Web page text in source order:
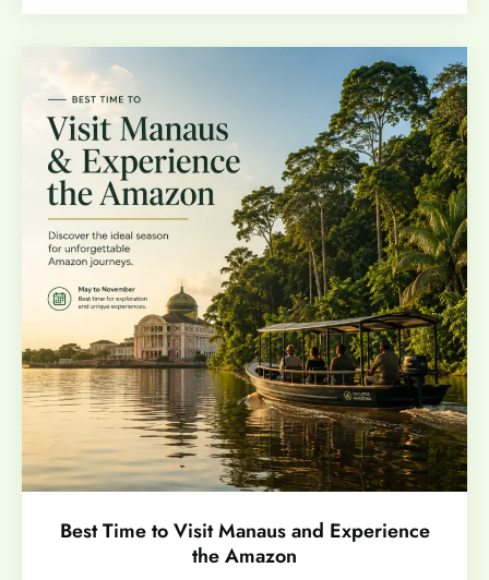
Best Time to Visit Manaus and Experience
the Amazon